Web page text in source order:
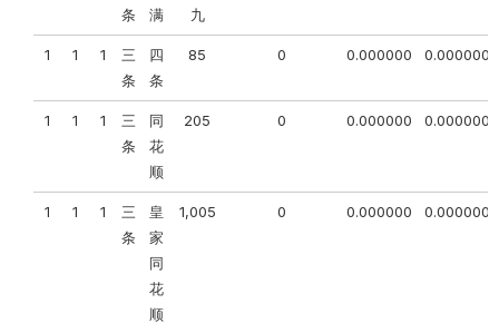
条
满
九
1 1 1
三
条
四
条
85 0 0.000000 0.000000
1 1 1
三
条
同
花
顺
205 0 0.000000 0.000000
1 1 1
三
条
皇
家
同
花
顺
1,005 0 0.000000 0.000000